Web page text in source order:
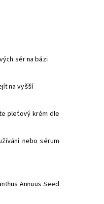
sér na bázi
na vyšší
pleťový krém dle
nebo sérum
Annuus Seed